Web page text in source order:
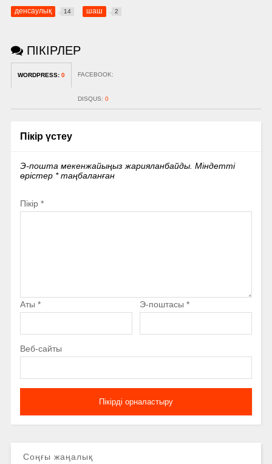
денсаулық 14 шаш 2
ПІКІРЛЕР
WORDPRESS: 0 FACEBOOK:
DISQUS: 0
Пікір үстеу
Э-пошта мекенжайыңыз жарияланбайды. Міндетті
өрістер *таңбаланған
Пікір *
Аты * Э-поштасы *
Веб-сайты
Соңғы жаңалық